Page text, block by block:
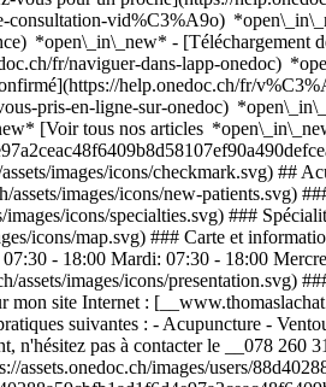
vid%C3%A9o)
*open\_in\_new* - [Téléchargement
fr/naviguer-dans-lapp-onedoc)
help.onedoc.ch/fr/
pris-en-ligne-sur-onedoc)
[Voir tous nos articles
images/icons/checkmark.svg) ##
images/icons/new-patients.svg)
icons/specialties.svg) ###
icons/map.svg) ### Carte et
- 18:00 Mardi: 07:30 - 18:00
assets/images/icons/presentation.svg)
mon site Internet :
suivantes : - Acupuncture -
n'hésitez pas à contacter le __078
images/users/